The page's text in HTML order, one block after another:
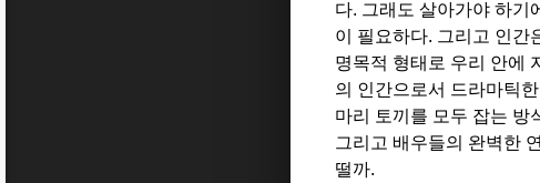
다. 그래도 살아가야 하기
이 필요하다. 그리고 인간
명목적 형태로 우리 안에
의 인간으로서 드라마틱
마리 토끼를 모두 잡는 방
그리고 배우들의 완벽한
떨까.